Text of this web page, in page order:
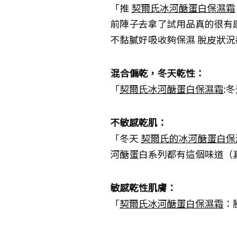
「推 契爾氏冰河醣蛋白保濕霜
前陣子去拿了試用品真的很有
不黏膩好吸收夠保濕 脫皮狀況
混合偏乾，冬天乾性：
「契爾氏冰河醣蛋白保濕霜:
不敏感乾肌：
「冬天 契爾氏的冰河醣蛋白
河醣蛋白系列都有這個味道（
敏感乾性肌膚：
「契爾氏冰河醣蛋白保濕霜